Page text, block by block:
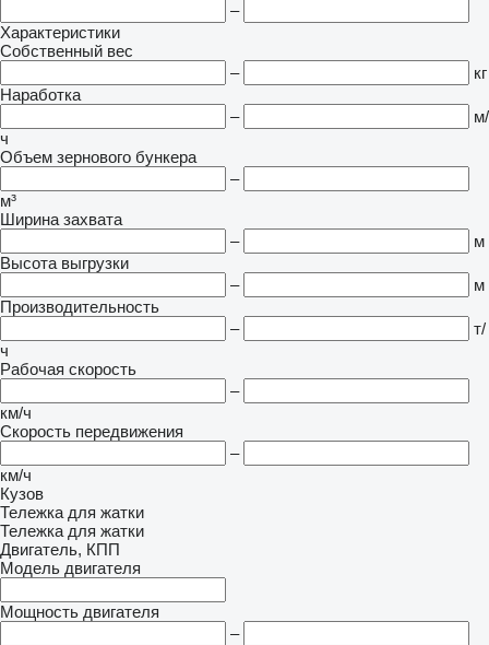
–
Характеристики
Собственный вес
–
кг
Наработка
–
м/
ч
Объем зернового бункера
–
м³
Ширина захвата
–
м
Высота выгрузки
–
м
Производительность
–
т/
ч
Рабочая скорость
–
км/ч
Скорость передвижения
–
км/ч
Кузов
Тележка для жатки
Тележка для жатки
Двигатель, КПП
Модель двигателя
Мощность двигателя
–